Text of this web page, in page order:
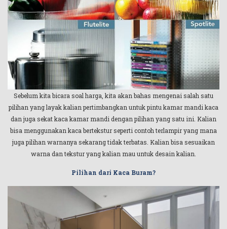
Sebelum kita bicara soal harga, kita akan bahas mengenai salah satu
pilihan yang layak kalian pertimbangkan untuk pintu kamar mandi kaca
dan juga sekat kaca kamar mandi dengan pilihan yang satu ini. Kalian
bisa menggunakan kaca bertekstur seperti contoh terlampir yang mana
juga pilihan warnanya sekarang tidak terbatas. Kalian bisa sesuaikan
warna dan tekstur yang kalian mau untuk desain kalian.
Pilihan dari Kaca Buram?